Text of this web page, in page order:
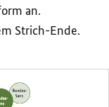
an.
Strich-Ende.